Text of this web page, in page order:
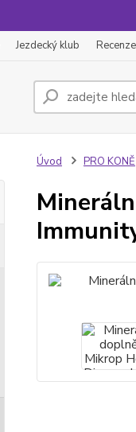
Jezdecký klub
Úvod PRO KONĚ